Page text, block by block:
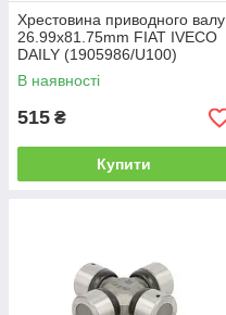
Хрестовина приводного валу
26.99x81.75mm FIAT IVECO
DAILY (1905986/U100)
В наявності
515 ₴
Купити